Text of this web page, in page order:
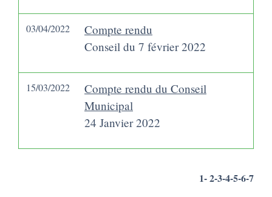
03/04/2022
Compte rendu
Conseil du 7 février 2022
15/03/2022
Compte rendu du Conseil
Municipal
24 Janvier 2022
1-2-3-4-5-6-7